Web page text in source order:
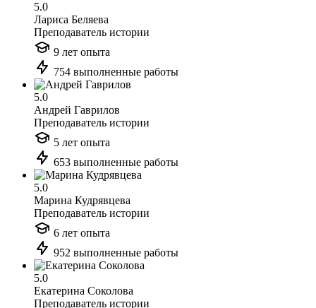
5.0
Лариса Беляева
Преподаватель истории
9 лет опыта
754 выполненные работы
5.0
Андрей Гаврилов
Преподаватель истории
5 лет опыта
653 выполненные работы
5.0
Марина Кудрявцева
Преподаватель истории
6 лет опыта
952 выполненные работы
5.0
Екатерина Соколова
Преподаватель истории